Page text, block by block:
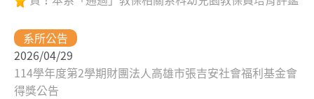
系所公告
2026/04/29
114學年度第2學期財團法人高雄市張吉安社會福利基金會
得獎公告